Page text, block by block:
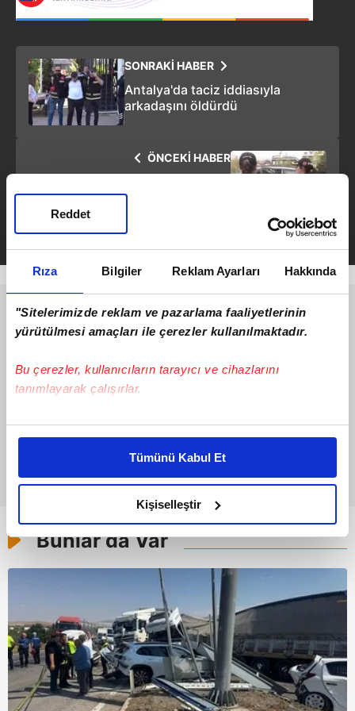
Rıza Bilgiler Reklam Ayarları Hakkında
"Sitelerimizde reklam ve pazarlama faaliyetlerinin
yürütülmesi amaçları ile çerezler kullanılmaktadır.
Bu çerezler, kullanıcıların tarayıcı ve cihazlarını
tanımlayarak çalışırlar.
Bu çerezlere izin vermeniz halinde sizlere özel
daha iyi reklam deneyimi yaşatabiliriz. Bunu yaparken
amacımızın size daha iyi bir reklam deneyimi sunmak
olduğunu ve sizlere en iyi içerikleri sunabilmek adına
elimizden gelen çabayı gösterdiğimizi ve bu noktada,
reklamların maliyetlerimizi karşılamak noktasında tek gelir
Her halükârda, kullanıcılar, bu çerezlere izin vermedikleri
takdirde, kullanıcılara hedefli reklamlar
gösterilmeyecektir."
Sizlere daha iyi bir hizmet sunabilmek için İnternet
Sitemizde kendimize ve üçüncü kişilere ait çerezler
Tümünü Kabul Et
Kişiselleştir
Reddet
SONRAKİ HABER
Antalya'da taciz iddiasıyla
arkadaşını öldürdü
ÖNCEKİ HABER
cinayetle bitti: Oyuncu Sevil
Akdağ arkadaşı Elif Kırav’ı
Bunlar da Var